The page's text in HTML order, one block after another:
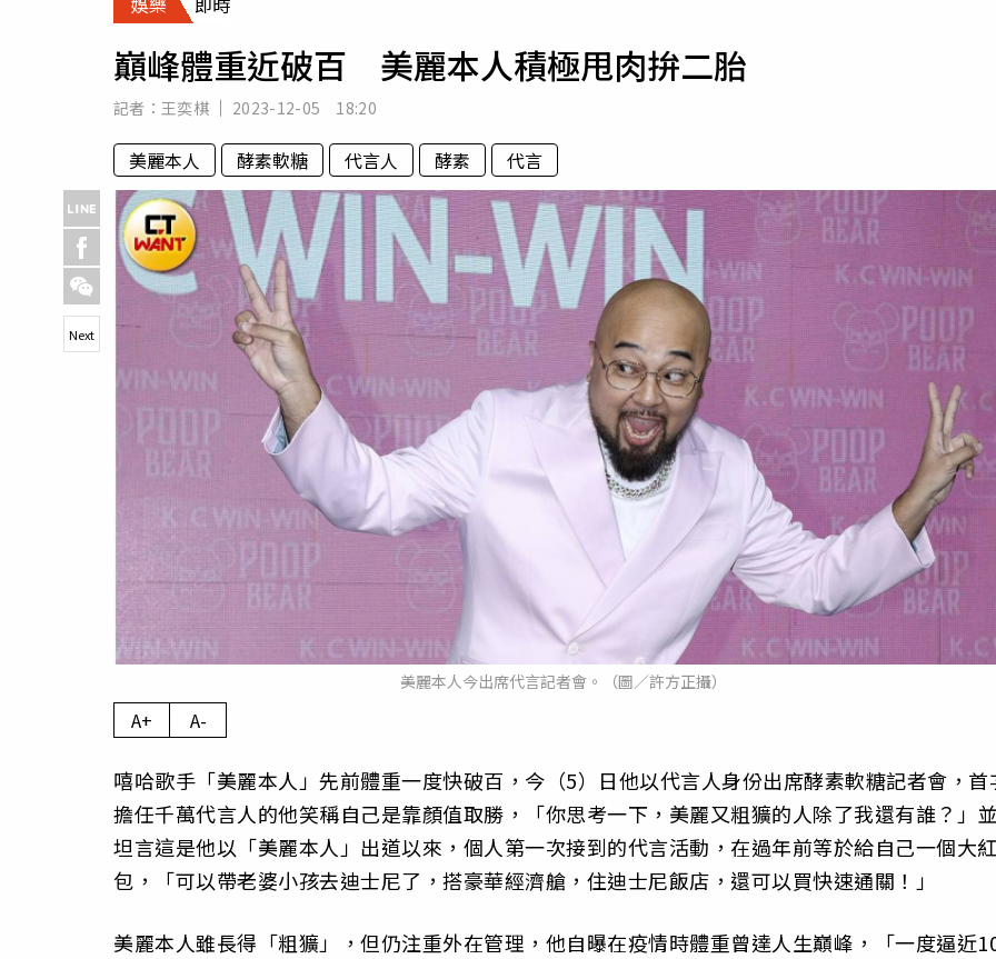
專欄
房產新勢力
運勢
巔峰體重近破百 美麗本人積極甩肉拚二胎
記者： 王奕棋 2023-12-05 18:20
美麗本人 酵素軟糖 代言人 酵素 代言
美麗本人今出席代言記者會。（圖／許方正攝）
Next
A+ A-
嘻哈歌手「美麗本人」先前體重一度快破百，今（5）日他以代言人身份出席酵素軟糖記者會，首
擔任千萬代言人的他笑稱自己是靠顏值取勝，「你思考一下，美麗又粗獷的人除了我還有誰？」
坦言這是他以「美麗本人」出道以來，個人第一次接到的代言活動，在過年前等於給自己一個大
包，「可以帶老婆小孩去迪士尼了，搭豪華經濟艙，住迪士尼飯店，還可以買快速通關！」
美麗本人雖長得「粗獷」，但仍注重外在管理，他自曝在疫情時體重曾達人生巔峰，「一度逼近